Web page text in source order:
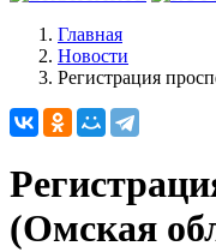
Главная
Новости
Регистрация
(Омская